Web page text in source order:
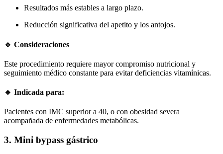
Resultados más estables a largo plazo.
Reducción significativa del apetito y los antojos.
🔹 Consideraciones
Este procedimiento requiere mayor compromiso nutricional y
seguimiento médico constante para evitar deficiencias vitamínicas.
🔹 Indicada para:
Pacientes con IMC superior a 40, o con obesidad severa
acompañada de enfermedades metabólicas.
3. Mini bypass gástrico